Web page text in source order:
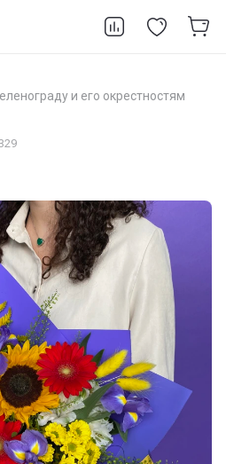
и его окрестностям